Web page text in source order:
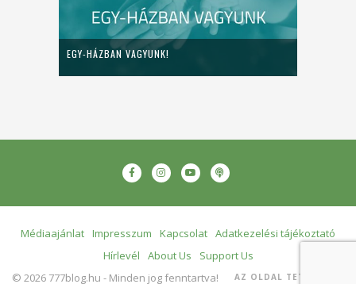
EGY-HÁZBAN VAGYUNK!
Médiaajánlat Impresszum Kapcsolat Adatkezelési tájékoztató
Hírlevél
About Us
Support Us
© 2026 777blog.hu - Minden jog fenntartva!
AZ OLDAL TETEJÉRE